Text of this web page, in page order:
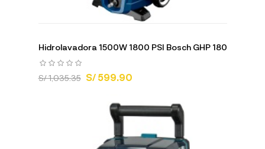
Hidrolavadora 1500W 1800 PSI Bosch GHP 180
S/ 1,035.35 S/ 599.90